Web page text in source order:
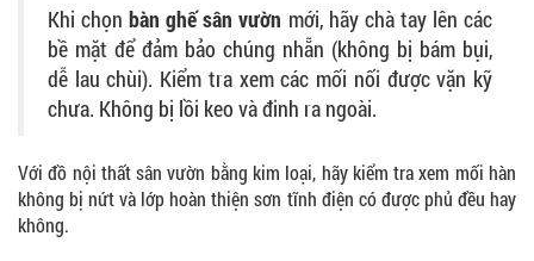
Khi chọnbàn ghế sân vườn mới, hãy chà tay lên các
bề mặt để đảm bảo chúng nhẵn (không bị bám bụi,
dễ lau chùi). Kiểm tra xem các mối nối được vặn kỹ
chưa. Không bị lồi keo và đinh ra ngoài.
Với đồ nội thất sân vườn bằng kim loại, hãy kiểm tra xem mối hàn
không bị nứt và lớp hoàn thiện sơn tĩnh điện có được phủ đều hay
không.